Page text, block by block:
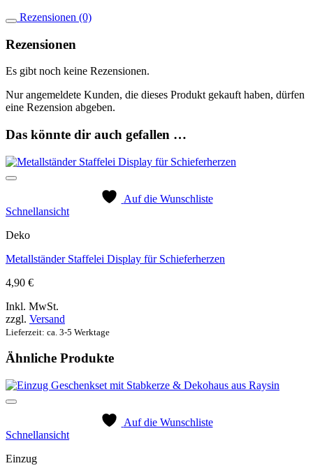
Rezensionen (0)
Rezensionen
Es gibt noch keine Rezensionen.
Nur angemeldete Kunden, die dieses Produkt gekauft haben, dürfen
eine Rezension abgeben.
Das könnte dir auch gefallen …
Auf die Wunschliste
Schnellansicht
Deko
Metallständer Staffelei Display für Schieferherzen
4,90 €
Inkl. MwSt.
zzgl. Versand
Lieferzeit: ca. 3-5 Werktage
Ähnliche Produkte
Auf die Wunschliste
Schnellansicht
Einzug